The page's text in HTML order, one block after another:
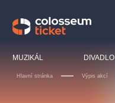
MUZIKÁL DIVADLO
Hlavní stránka Výpis akcí